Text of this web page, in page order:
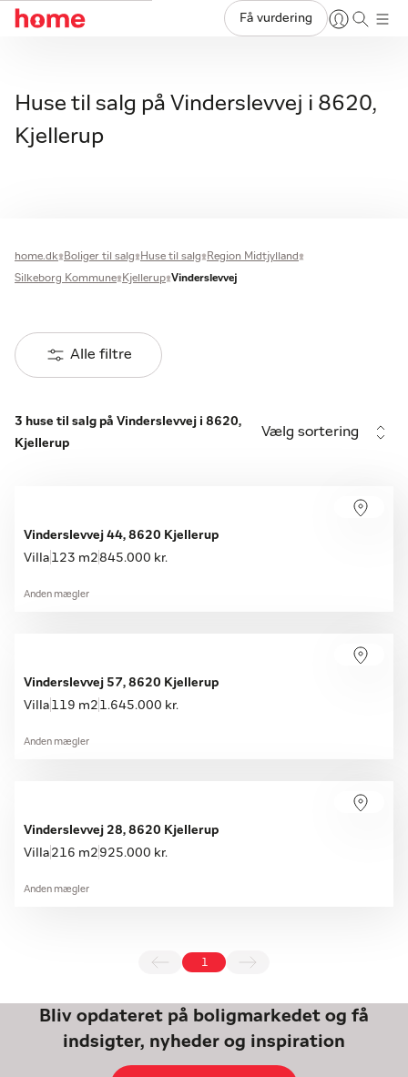
Få vurdering
Huse til salg på Vinderslevvej i 8620,
Kjellerup
home.dk Boliger til salg Huse til salg
Region Midtjylland
Silkeborg Kommune
Kjellerup Vinderslevvej
Alle filtre
3 huse til salg på Vinderslevvej i 8620,
Kjellerup
Vælg sortering
Vinderslevvej 44, 8620 Kjellerup
Villa 123 m2845.000 kr.
Anden mægler
Vinderslevvej 57, 8620 Kjellerup
Villa 119 m2 1.645.000 kr.
Anden mægler
Vinderslevvej 28, 8620 Kjellerup
Villa 216 m2 925.000 kr.
Anden mægler
Bliv opdateret på boligmarkedet og få
indsigter, nyheder og inspiration